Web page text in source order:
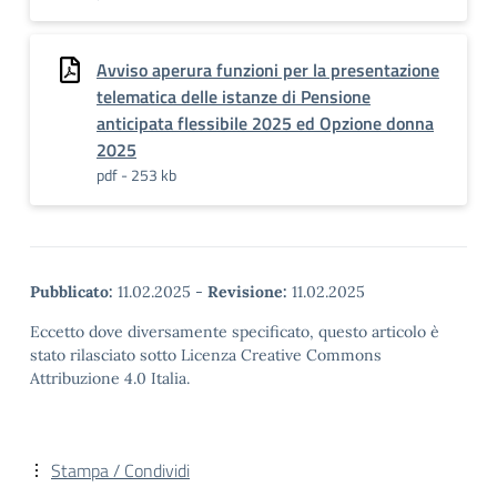
Avviso aperura funzioni per la presentazione
telematica delle istanze di Pensione
anticipata flessibile 2025 ed Opzione donna
2025
pdf - 253 kb
Pubblicato: 11.02.2025 - Revisione: 11.02.2025
Eccetto dove diversamente specificato, questo articolo è
stato rilasciato sotto Licenza Creative Commons
Attribuzione 4.0 Italia.
Stampa / Condividi